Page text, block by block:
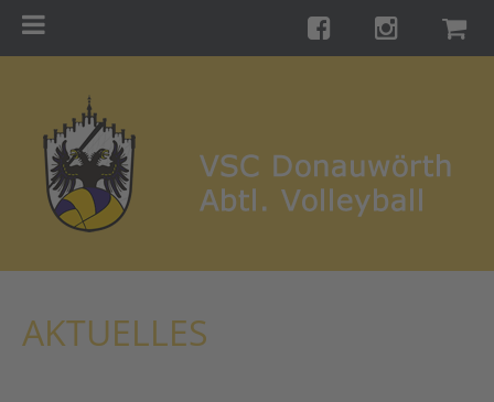
Training
Turniere
Kontakt
AKTUELLES